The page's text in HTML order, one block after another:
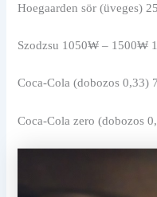
Hoegaarden sör (üveges)
Szodzsu 1050₩ – 1500₩
Coca-Cola (dobozos 0,33)
Coca-Cola zero (dobozos